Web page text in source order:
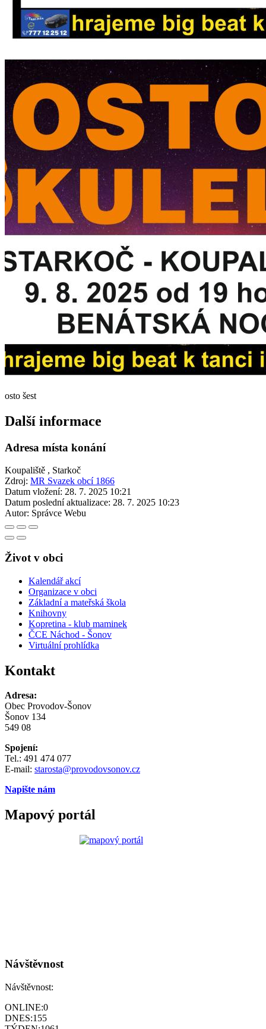
osto šest
Další informace
Adresa místa konání
Koupaliště , Starkoč
Zdroj: MR Svazek obcí 1866
Datum vložení: 28. 7. 2025 10:21
Datum poslední aktualizace: 28. 7. 2025 10:23
Autor: Správce Webu
Život v obci
Kalendář akcí
Organizace v obci
Základní a mateřská škola
Knihovny
Kopretina - klub maminek
ČCE Náchod - Šonov
Virtuální prohlídka
Kontakt
Adresa:
Obec Provodov-Šonov
Šonov 134
549 08
Spojení:
Tel.: 491 474 077
E-mail: starosta@provodovsonov.cz
Napište nám
Mapový portál
Návštěvnost
Návštěvnost:
ONLINE:0
DNES:155